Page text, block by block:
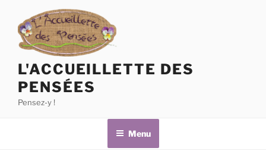
L'ACCUEILLETTE DES
PENSÉES
Pensez-y !
Menu